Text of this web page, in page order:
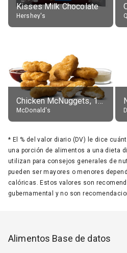
Kisses Milk Chocolate
Hershey's
Chicken McNuggets, 10 pieces, without sauce
McDonald's
* El % del valor diario (DV) le dice
una porción de alimentos a una dieta
utilizan para consejos generales de
pueden ser mayores o menores
calóricas. Estos valores son
gubernamental y no son
Alimentos Base de datos